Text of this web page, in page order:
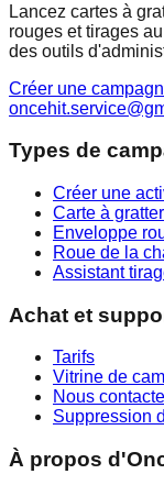
Lancez cartes à
rouges et tirages
des outils
Créer une
Types de
Créer une
Carte à gratter
Enveloppe
Roue de la
Assistant
Achat et
Tarifs
Vitrine de
Nous
Suppression
À propos